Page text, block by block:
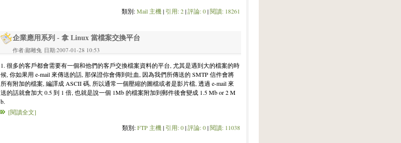
類別:Mail 主機| 引用: 2|評論: 0|閱讀: 18261
企業應用系列 - 拿 Linux 當檔案交換平台
作者:鄙雕兔 日期:2007-01-28 10:53
1. 很多的客戶都會需要有一個和他們的客戶交換檔案資料的平台, 尤其是遇到大的檔案的時
候, 你如果用 e-mail 來傳送的話, 那保證你會傳到吐血, 因為我們所傳送的 SMTP 信件會將
所有附加的檔案, 編譯成 ASCII 碼, 所以通常一個壓縮的圖檔或者是影片檔, 透過 e-mail 來
送的話就會加大 0.5 到 1 倍, 也就是說一個 1Mb 的檔案附加到郵件後會變成 1.5 Mb or 2 M
b.
[閱讀全文]
類別:FTP 主機| 引用: 0|評論: 0|閱讀: 11038